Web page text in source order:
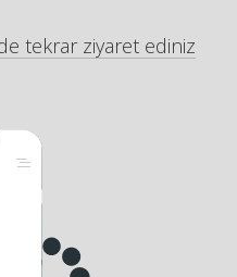
tekrar ziyaret ediniz